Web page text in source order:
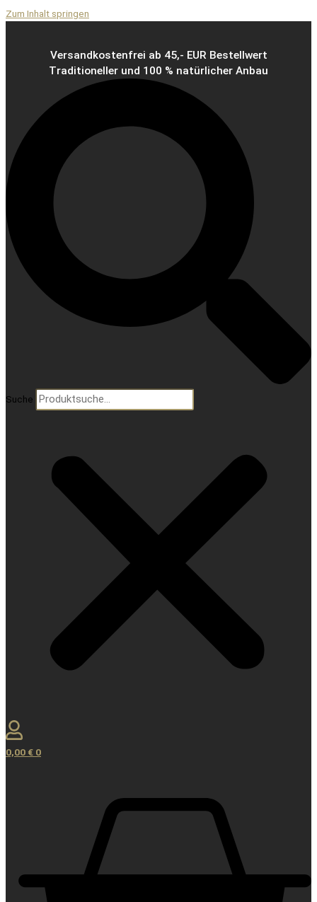
Zum Inhalt springen
Versandkostenfrei ab 45,- EUR Bestellwert
Traditioneller und 100 % natürlicher Anbau
Suche
0,00 € 0